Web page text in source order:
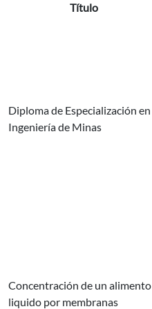
Título
Diploma de Especialización en
Ingeniería de Minas
Concentración de un alimento
liquido por membranas